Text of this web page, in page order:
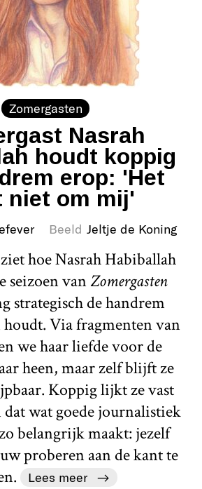
Zomergasten
Nasrah
houdt koppig
erop: 'Het
niet om mij'
Beeld Jeltje de Koning
hoe Nasrah Habiballah
seizoen vanZomergasten
strategisch de handrem
Via fragmenten van
we haar liefde voor de
heen, maar zelf blijft ze
Koppig lijkt ze vast
dat wat goede journalistiek
belangrijk maakt: jezelf
proberen aan de kant te
Lees meer